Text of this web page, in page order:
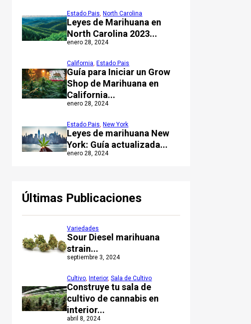
Leyes de Marihuana en
North Carolina 2023...
Estado Pais, North Carolina
enero 28, 2024
Guía para Iniciar un Grow
Shop de Marihuana en
California...
California, Estado Pais
enero 28, 2024
Leyes de marihuana New
York: Guía actualizada...
Estado Pais, New York
enero 28, 2024
Últimas Publicaciones
Sour Diesel marihuana
strain...
Variedades
septiembre 3, 2024
Construye tu sala de
cultivo de cannabis en
interior...
Cultivo, Interior,Sala de Cultivo
abril 8, 2024